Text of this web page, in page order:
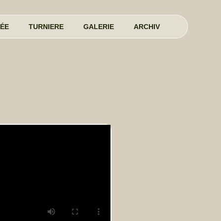
TURNIERE GALERIE ARCHIV